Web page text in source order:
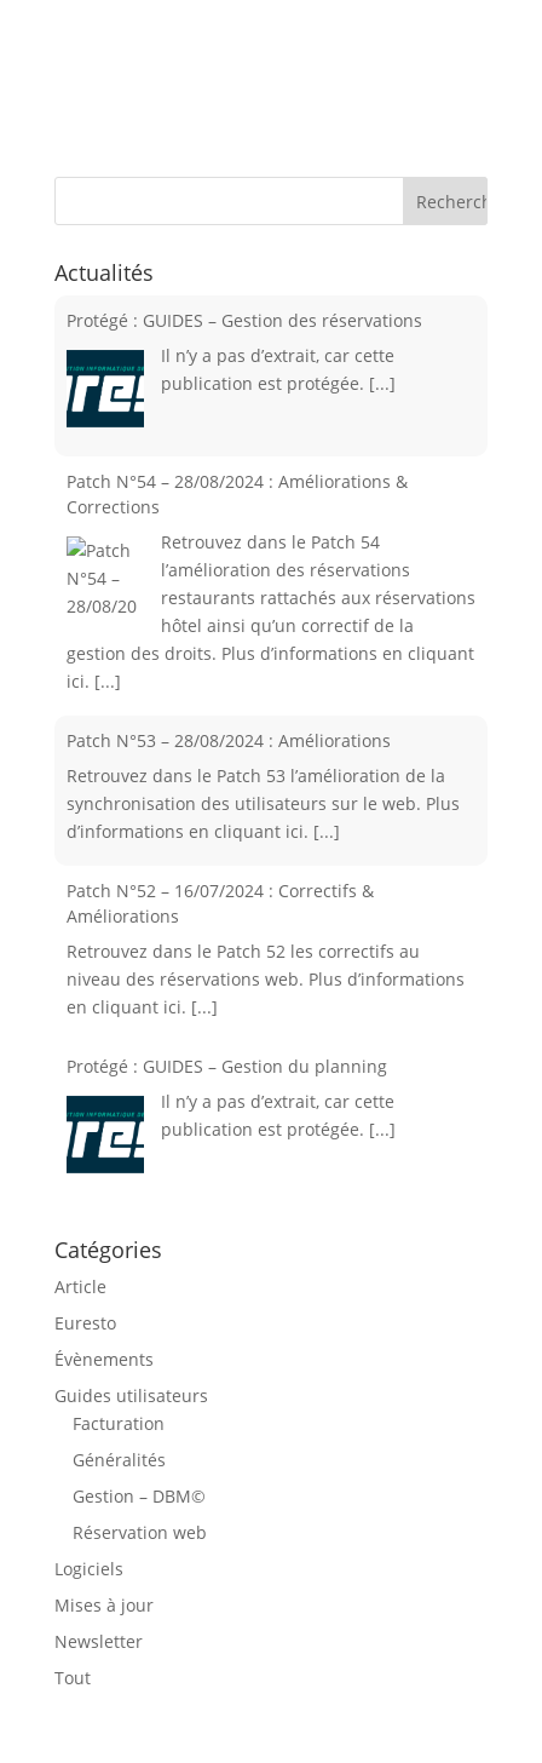
Actualités
Protégé : GUIDES – Gestion des réservations
Il n’y a pas d’extrait, car cette
publication est protégée. [...]
Patch N°54 – 28/08/2024 : Améliorations &
Corrections
Retrouvez dans le Patch 54
l’amélioration des réservations
restaurants rattachés aux réservations
hôtel ainsi qu’un correctif de la
gestion des droits. Plus d’informations en cliquant
ici. [...]
Patch N°53 – 28/08/2024 : Améliorations
Retrouvez dans le Patch 53 l’amélioration de la
synchronisation des utilisateurs sur le web. Plus
d’informations en cliquant ici. [...]
Patch N°52 – 16/07/2024 : Correctifs &
Améliorations
Retrouvez dans le Patch 52 les correctifs au
niveau des réservations web. Plus d’informations
en cliquant ici. [...]
Protégé : GUIDES – Gestion du planning
Il n’y a pas d’extrait, car cette
publication est protégée. [...]
Catégories
Article
Euresto
Évènements
Guides utilisateurs
Facturation
Généralités
Gestion – DBM©
Réservation web
Logiciels
Mises à jour
Newsletter
Tout